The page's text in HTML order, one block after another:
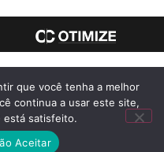
que você tenha a melhor
continua a usar este site,
está satisfeito.
Aceitar